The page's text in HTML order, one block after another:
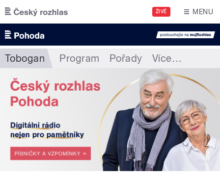
Přejít k hlavnímu obsahu
ŽIVĚ MENU
Tobogan Program Pořady Více…